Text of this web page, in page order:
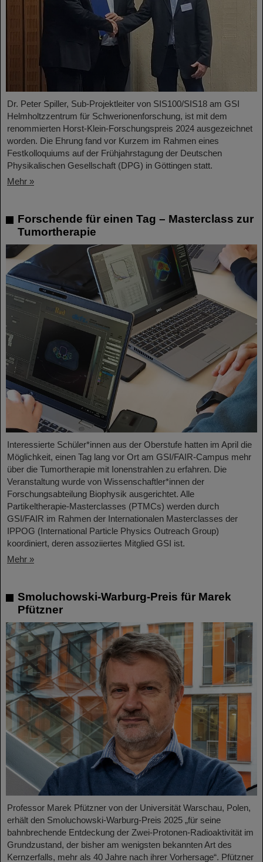
Dr. Peter Spiller, Sub-Projektleiter von SIS100/SIS18 am GSI
Helmholtzzentrum für Schwerionenforschung, ist mit dem
renommierten Horst-Klein-Forschungspreis 2024 ausgezeichnet
worden. Die Ehrung fand vor Kurzem im Rahmen eines
Festkolloquiums auf der Frühjahrstagung der Deutschen
Physikalischen Gesellschaft (DPG) in Göttingen statt.
Mehr »
Forschende für einen Tag – Masterclass zur
Tumortherapie
Interessierte Schüler*innen aus der Oberstufe hatten im April die
Möglichkeit, einen Tag lang vor Ort am GSI/FAIR-Campus mehr
über die Tumortherapie mit Ionenstrahlen zu erfahren. Die
Veranstaltung wurde von Wissenschaftler*innen der
Forschungsabteilung Biophysik ausgerichtet. Alle
Partikeltherapie-Masterclasses (PTMCs) werden durch
GSI/FAIR im Rahmen der Internationalen Masterclasses der
IPPOG (International Particle Physics Outreach Group)
koordiniert, deren assoziiertes Mitglied GSI ist.
Mehr »
Smoluchowski-Warburg-Preis für Marek
Pfützner
Professor Marek Pfützner von der Universität Warschau, Polen,
erhält den Smoluchowski-Warburg-Preis 2025 „für seine
bahnbrechende Entdeckung der Zwei-Protonen-Radioaktivität im
Grundzustand, der bisher am wenigsten bekannten Art des
Kernzerfalls, mehr als 40 Jahre nach ihrer Vorhersage“. Pfützner